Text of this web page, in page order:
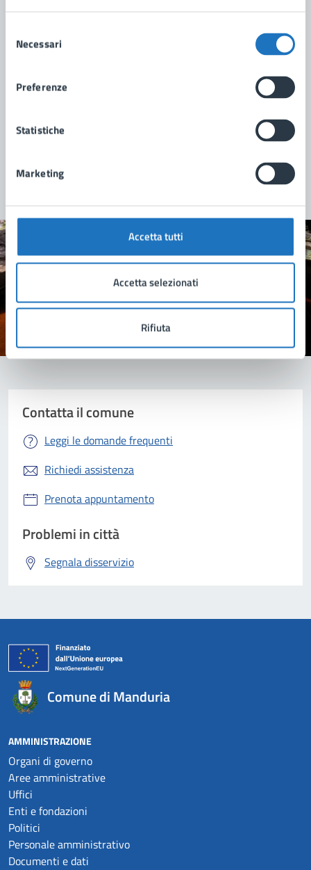
delNecessari
Preferenze
Statistiche
Marketing
Accetta tutti
Accetta selezionati
Rifiuta
Quanto sono chiare le informazioni su questa
Valuta 5 stelle su 5
Valuta 4 stelle su 5
Valuta 3 stelle su 5
Valuta 2 stelle su 5
Contatta il comune
Leggi le domande frequenti
Richiedi assistenza
Prenota appuntamento
Problemi in città
Segnala disservizio
Comune di Manduria
AMMINISTRAZIONE
Organi di governo
Aree amministrative
Uffici
Enti e fondazioni
Politici
Personale amministrativo
Documenti e dati